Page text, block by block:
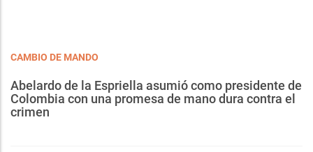
CAMBIO DE MANDO
Abelardo de la Espriella asumió como presidente de
Colombia con una promesa de mano dura contra el
crimen